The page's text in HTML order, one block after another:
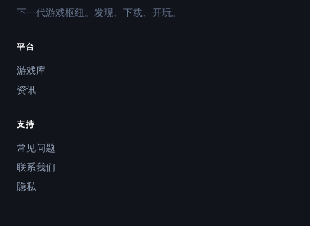
下一代游戏枢纽。发现、下载、开玩。
平台
游戏库
资讯
支持
常见问题
联系我们
隐私